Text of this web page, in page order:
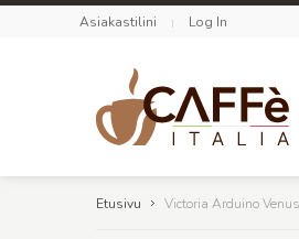
Asiakastilini Log In
Etusivu Victoria Arduino